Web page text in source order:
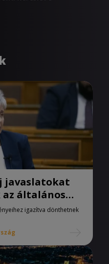
javaslatokat
általános
igazítva dönthetnek